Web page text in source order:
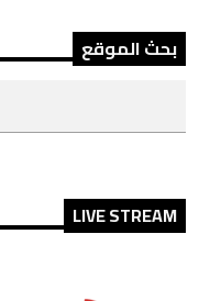
بحث الموقع
LIVE STREAM